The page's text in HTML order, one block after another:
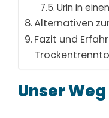
Urin in
Alternativen
Fazit und
Unser